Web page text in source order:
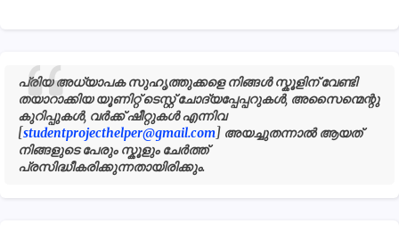
പ്രിയ അധ്യാപക സുഹൃത്തുക്കളെ നിങ്ങൾ സ്കൂളിന് വേണ്ടി
തയാറാക്കിയ യൂണിറ്റ് ടെസ്റ്റ് ചോദ്യപ്പേപ്പറുകൾ, അസൈന്മെന്റു
കുറിപ്പുകൾ, വർക്ക് ഷീറ്റുകൾ എന്നിവ
[studentprojecthelper@gmail.com] അയച്ചുതന്നാൽ ആയത്
നിങ്ങളുടെ പേരും സ്കൂളും ചേർത്ത്
പ്രസിദ്ധീകരിക്കുന്നതായിരിക്കും.